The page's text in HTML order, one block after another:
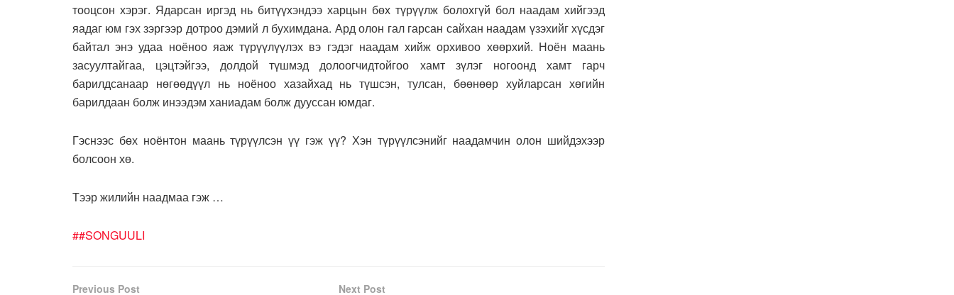
тооцсон хэрэг. Ядарсан иргэд нь битүүхэндээ харцын бөх түрүүлж болохгүй бол наадам хийгээд
яадаг юм гэх зэргээр дотроо дэмий л бухимдана. Ард олон гал гарсан сайхан наадам үзэхийг хүсдэг
байтал энэ удаа ноёноо яаж түрүүлүүлэх вэ гэдэг наадам хийж орхивоо хөөрхий. Ноён маань
засуултайгаа, цэцтэйгээ, долдой түшмэд долоогчидтойгоо хамт зүлэг ногоонд хамт гарч
барилдсанаар нөгөөдүүл нь ноёноо хазайхад нь түшсэн, тулсан, бөөнөөр хуйларсан хөгийн
барилдаан болж инээдэм ханиадам болж дууссан юмдаг.
Гэснээс бөх ноёнтон маань түрүүлсэн үү гэж үү? Хэн түрүүлсэнийг наадамчин олон шийдэхээр
болсоон хө.
Тээр жилийн наадмаа гэж …
##SONGUULI
Previous Post Next Post